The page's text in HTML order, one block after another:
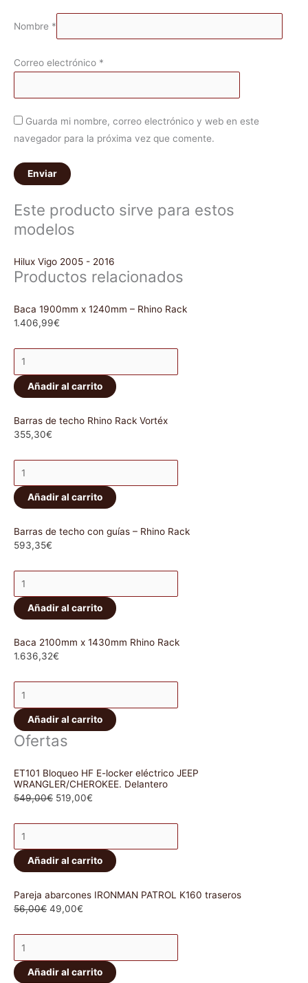
Nombre *
Correo electrónico *
Guarda mi nombre, correo electrónico y web en este
navegador para la próxima vez que comente.
Este producto sirve para estos
modelos
Hilux Vigo 2005 - 2016
Productos relacionados
Baca 1900mm x 1240mm – Rhino Rack
1.406,99€
Añadir al carrito
Barras de techo Rhino Rack Vortéx
355,30€
Añadir al carrito
Barras de techo con guías – Rhino Rack
593,35€
Añadir al carrito
Baca 2100mm x 1430mm Rhino Rack
1.636,32€
Añadir al carrito
Ofertas
ET101 Bloqueo HF E-locker eléctrico JEEP
WRANGLER/CHEROKEE. Delantero
549,00€ 519,00€
Añadir al carrito
Pareja abarcones IRONMAN PATROL K160 traseros
56,00€ 49,00€
Añadir al carrito